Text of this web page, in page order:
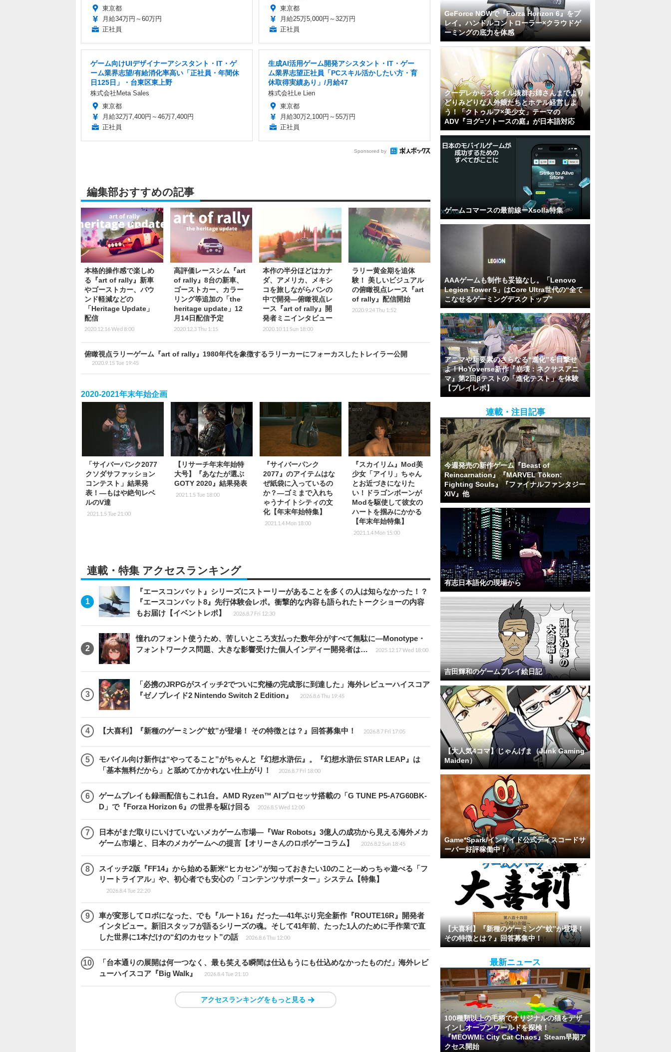
東京都
月給34万円～60万円
正社員
東京都
月給25万5,000円～32万円
正社員
ゲーム向けUIデザイナーアシスタント・IT・ゲ
ーム業界志望/有給消化率高い「正社員・年間休
日125日」・台東区東上野
株式会社Meta Sales
東京都
月給32万7,400円～46万7,400円
正社員
生成AI活用ゲーム開発アシスタント・IT・ゲー
ム業界志望正社員「PCスキル活かしたい方・育
休取得実績あり」/月給47
株式会社Le Lien
東京都
月給30万2,100円～55万円
正社員
Sponsored by
編集部おすすめの記事
本格的操作感で楽しめ
る『art of rally』新車
やゴーストカー、バウ
ンド軽減などの
「Heritage Update」
配信
2020.12.16 Wed 8:00
高評価レースシム『art
of rally』8台の新車、
ゴーストカー、カラー
リング等追加の「the
heritage update」12
月14日配信予定
2020.12.3 Thu 1:15
本作の半分ほどはカナ
ダ、アメリカ、メキシ
コを旅しながらバンの
中で開発―俯瞰視点レ
ース『art of rally』開
発者ミニインタビュー
2020.10.11 Sun 18:00
ラリー黄金期を追体
験！ 美しいビジュアル
の俯瞰視点レース『art
of rally』配信開始
2020.9.24 Thu 1:52
俯瞰視点ラリーゲーム『art of rally』1980年代を象徴するラリーカーにフォーカスしたトレイラー公開
2020.9.15 Tue 19:45
2020-2021年末年始企画
「サイバーパンク2077
クソダサファッション
コンテスト」結果発
表！―もはや絶句レベ
ルのV達
2021.1.5 Tue 21:00
【リサーチ年末年始特
大号】『あなたが選ぶ
GOTY 2020』結果発表
2021.1.5 Tue 18:00
『サイバーパンク
2077』のアイテムはな
ぜ紙袋に入っているの
か？―ゴミまで入れち
ゃうナイトシティの文
化【年末年始特集】
2021.1.4 Mon 18:00
『スカイリム』Mod美
少女「アイリ」ちゃん
とお近づきになりた
い！ドラゴンボーンが
Modを駆使して彼女の
ハートを掴みにかかる
【年末年始特集】
2021.1.4 Mon 15:00
連載・特集 アクセスランキング
『エースコンバット』シリーズにストーリーがあることを多くの人は知らなかった！？
『エースコンバット8』先行体験会レポ。衝撃的な内容も語られたトークショーの内容
もお届け【イベントレポ】
2026.8.7 Fri 12:30
憧れのフォント使うため、苦しいところ支払った数年分がすべて無駄に―Monotype・
フォントワークス問題、大きな影響受けた個人インディー開発者は…
2025.12.17 Wed 18:00
「必携のJRPGがスイッチ2でついに究極の完成形に到達した」海外レビューハイスコア
『ゼノブレイド2 Nintendo Switch 2 Edition』
2026.8.6 Thu 19:45
【大喜利】『新種のゲーミング“蚊”が登場！ その特徴とは？』回答募集中！ 2026.8.7 Fri 17:05
モバイル向け新作は“やってること”がちゃんと『幻想水滸伝』。『幻想水滸伝 STAR LEAP』は
「基本無料だから」と舐めてかかれない仕上がり！
2026.8.7 Fri 18:00
ゲームプレイも録画配信もこれ1台。AMD Ryzen™ AIプロセッサ搭載の「G TUNE P5-A7G60BK-
D」で『Forza Horizon 6』の世界を駆け回る
2026.8.5 Wed 12:00
日本がまだ取りにいけていないメカゲーム市場―『War Robots』3億人の成功から見える海外メカ
ゲーム市場と、日本のメカゲームへの提言【オリーさんのロボゲーコラム】
2026.8.2 Sun 18:45
スイッチ2版『FF14』から始める新米“ヒカセン”が知っておきたい10のこと―めっちゃ遊べる「フ
リートライアル」や、初心者でも安心の「コンテンツサポーター」システム【特集】
2026.8.4 Tue 22:20
車が変形してロボになった、でも『ルート16』だった―41年ぶり完全新作『ROUTE16R』開発者
インタビュー。新旧スタッフが語るシリーズの魂。そして41年前、たった1人のために手作業で直
した世界に1本だけの“幻のカセット”の話
2026.8.6 Thu 12:00
「台本通りの展開は何一つなく、最も笑える瞬間は仕込もうにも仕込めなかったものだ」海外レビ
ューハイスコア『Big Walk』
2026.8.4 Tue 21:10
アクセスランキングをもっと見る
GeForce NOWで『Forza Horizon 6』をプ
レイ。ハンドルコントローラー×クラウドゲ
ーミングの底力を体感
クーデレからスタイル抜群お姉さんまでより
どりみどりな人外娘たちとホテル経営しよ
う！「クトゥルフ×美少女」テーマの
ADV『ヨグ=ソトースの庭』が日本語対応
ゲームコマースの最前線ーXsolla特集
AAAゲームも制作も妥協なし。「Lenovo
Legion Tower 5」はCore Ultra世代の“全て
こなせるゲーミングデスクトップ”
アニマや新要素のさらなる“進化”を目撃せ
よ！HoYoverse新作『崩壊：ネクサスアニ
マ』第2回βテストの「進化テスト」を体験
【プレイレポ】
連載・注目記事
今週発売の新作ゲーム『Beast of
Reincarnation』『MARVEL Tōkon:
Fighting Souls』『ファイナルファンタジー
XIV』他
有志日本語化の現場から
吉田輝和のゲームプレイ絵日記
【大人気4コマ】じゃんげま（Junk Gaming
Maiden）
Game*Spark/インサイド公式ディスコードサ
ーバー好評稼働中！
【大喜利】『新種のゲーミング“蚊”が登場！
その特徴とは？』回答募集中！
最新ニュース
100種類以上の毛柄でオリジナルの猫をデザ
インしオープンワールドを探検！
『MEOWMI: City Cat Chaos』Steam早期ア
クセス開始